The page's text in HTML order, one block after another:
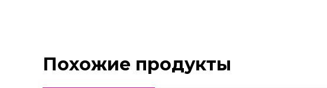
Похожие продукты